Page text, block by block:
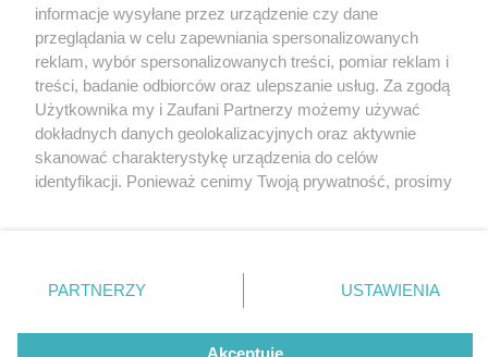
7 / 0
Nie zapomnij
zapoznać się z:
polityką prywatności regulamin korzystania z portali
Twojemiasto
Piekary Śląskie
Chorzów
Tarnowskie Góry
Gliwice
Skontakuj sięz nami
Kontakt
Wydawca
Redakcja
informacje wysyłane przez urządzenie czy dane
przeglądania w celu zapewniania spersonalizowanych
reklam, wybór spersonalizowanych treści, pomiar reklam i
treści, badanie odbiorców oraz ulepszanie usług. Za zgodą
Użytkownika my i Zaufani Partnerzy możemy używać
dokładnych danych geolokalizacyjnych oraz aktywnie
skanować charakterystykę urządzenia do celów
identyfikacji. Ponieważ cenimy Twoją prywatność, prosimy
prywatności znajdujący się w lewym dolnym rogu strony
. Niektóre rodzaje przetwarzania danych nie wymagają
zgody użytkownika, ale masz prawo sprzeciwić się
takiemu przetwarzaniu. Preferencje będą miały
PARTNERZY USTAWIENIA
Akceptuję